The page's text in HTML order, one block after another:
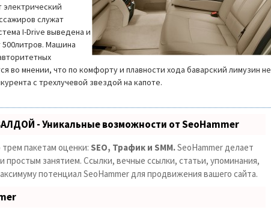
служат
I-Drive выведена и
500литров. Машина
во мнении, что по комфорту и плавности хода баварский лимузин не
с трехлучевой звездой на капоте.
- Уникальные возможности от SeoHammer
пакетам оценки: SEO, Трафик и SMM.SeoHammer делает
занятием. Ссылки, вечные ссылки, статьи, упоминания,
потенциал SeoHammer для продвижения вашего сайта.